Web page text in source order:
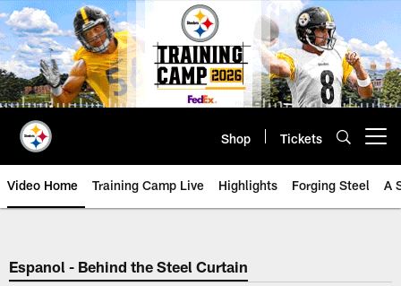
Skip
to
main
content
Shop Tickets
Video Home Training Camp Live Highlights Forging Steel A
Espanol - Behind the Steel Curtain